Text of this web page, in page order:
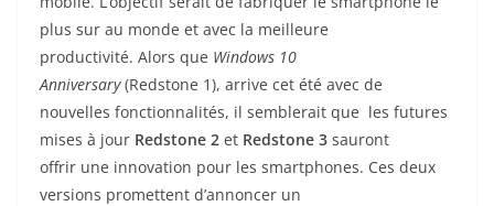
plus sur au monde et avec la meilleure
productivité. Alors que Windows 10
Anniversary(Redstone 1), arrive cet été avec de
nouvelles fonctionnalités, il semblerait que les futures
mises à jour Redstone 2 et Redstone 3 sauront
offrir une innovation pour les smartphones. Ces deux
versions promettent d’annoncer un